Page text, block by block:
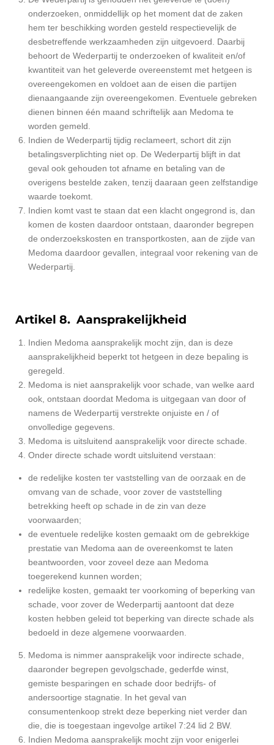
onderzoeken, onmiddellijk op het moment dat de zaken
hem ter beschikking worden gesteld respectievelijk de
desbetreffende werkzaamheden zijn uitgevoerd. Daarbij
behoort de Wederpartij te onderzoeken of kwaliteit en/of
kwantiteit van het geleverde overeenstemt met hetgeen is
overeengekomen en voldoet aan de eisen die partijen
dienaangaande zijn overeengekomen. Eventuele gebreken
dienen binnen één maand schriftelijk aan Medoma te
worden gemeld.
Indien de Wederpartij tijdig reclameert, schort dit zijn
betalingsverplichting niet op. De Wederpartij blijft in dat
geval ook gehouden tot afname en betaling van de
overigens bestelde zaken, tenzij daaraan geen zelfstandige
waarde toekomt.
Indien komt vast te staan dat een klacht ongegrond is, dan
komen de kosten daardoor ontstaan, daaronder begrepen
de onderzoekskosten en transportkosten, aan de zijde van
Medoma daardoor gevallen, integraal voor rekening van de
Wederpartij.
Artikel 8. Aansprakelijkheid
Indien Medoma aansprakelijk mocht zijn, dan is deze
aansprakelijkheid beperkt tot hetgeen in deze bepaling is
geregeld.
Medoma is niet aansprakelijk voor schade, van welke aard
ook, ontstaan doordat Medoma is uitgegaan van door of
namens de Wederpartij verstrekte onjuiste en / of
onvolledige gegevens.
Medoma is uitsluitend aansprakelijk voor directe schade.
Onder directe schade wordt uitsluitend verstaan:
de redelijke kosten ter vaststelling van de oorzaak en de
omvang van de schade, voor zover de vaststelling
betrekking heeft op schade in de zin van deze
voorwaarden;
de eventuele redelijke kosten gemaakt om de gebrekkige
prestatie van Medoma aan de overeenkomst te laten
beantwoorden, voor zoveel deze aan Medoma
toegerekend kunnen worden;
redelijke kosten, gemaakt ter voorkoming of beperking van
schade, voor zover de Wederpartij aantoont dat deze
kosten hebben geleid tot beperking van directe schade als
bedoeld in deze algemene voorwaarden.
Medoma is nimmer aansprakelijk voor indirecte schade,
daaronder begrepen gevolgschade, gederfde winst,
gemiste besparingen en schade door bedrijfs- of
andersoortige stagnatie. In het geval van
consumentenkoop strekt deze beperking niet verder dan
die, die is toegestaan ingevolge artikel 7:24 lid 2 BW.
Indien Medoma aansprakelijk mocht zijn voor enigerlei